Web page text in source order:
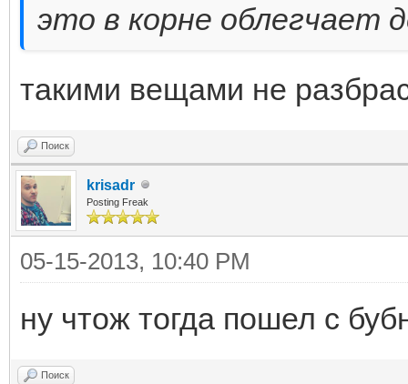
это в корне облегчает
такими вещами не
Поиск
krisadr
Posting Freak
05-15-2013, 10:40 PM
ну чтож тогда пошел с
Поиск